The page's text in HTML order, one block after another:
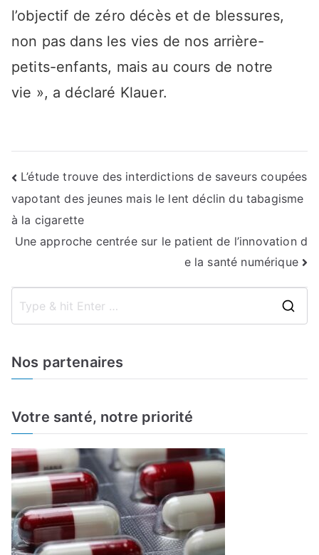
l’objectif de zéro décès et de blessures,
non pas dans les vies de nos arrière-
petits-enfants, mais au cours de notre
vie », a déclaré Klauer.
Navigation
de
l’article
L’étude trouve des interdictions de saveurs coupées
vapotant des jeunes mais le lent déclin du tabagisme
à la cigarette
Une approche centrée sur le patient de l’innovation d
e la santé numérique
f
Nos partenaires
Votre santé, notre priorité